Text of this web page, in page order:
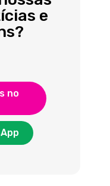
e
no